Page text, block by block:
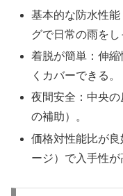
基本的な防水性
グで日常の雨をし
着脱が簡単：伸
くカバーできる。
夜間安全：中央
の補助）。
価格対性能比が
ージ）で入手性が